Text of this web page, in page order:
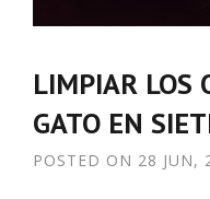
LIMPIAR LOS
GATO EN
POSTED ON 28 JUN,